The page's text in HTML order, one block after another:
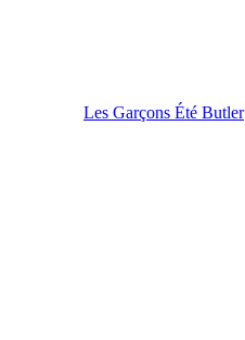
Les Garçons Été Butler